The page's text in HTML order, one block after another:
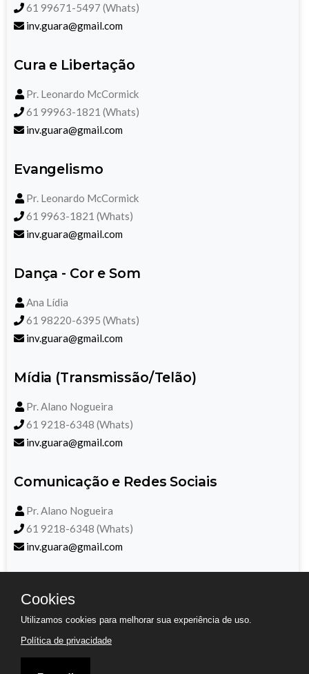
61 99671-5497 (Whats)
inv.guara@gmail.com
Cura e Libertação
Pr. Leonardo McCormick
61 99963-1821 (Whats)
inv.guara@gmail.com
Evangelismo
Pr. Leonardo McCormick
61 9963-1821 (Whats)
inv.guara@gmail.com
Dança - Cor e Som
Ana Lídia
61 98220-6395 (Whats)
inv.guara@gmail.com
Mídia (Transmissão/Telão)
Pr. Alano Nogueira
61 9218-6348 (Whats)
inv.guara@gmail.com
Comunicação e Redes Sociais
Pr. Alano Nogueira
61 9218-6348 (Whats)
inv.guara@gmail.com
Cookies
Utilizamos cookies para melhorar sua experiência de uso.
Política de privacidade